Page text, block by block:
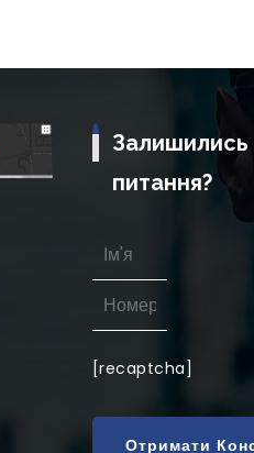
Залишились
питання?
[recaptcha]